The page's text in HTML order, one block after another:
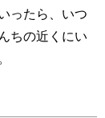
ったら、いつ
ちの近くにい